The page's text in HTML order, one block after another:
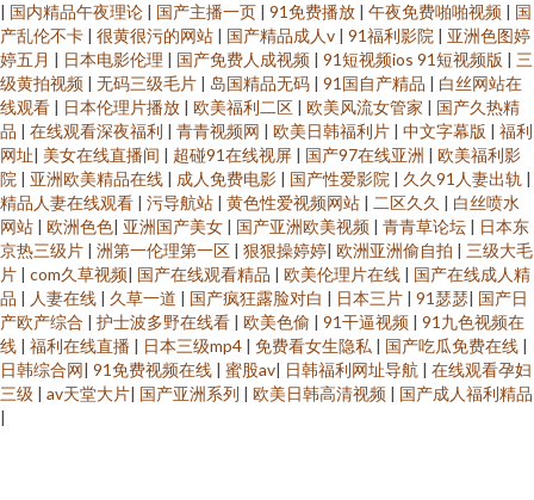
| 国内精品午夜理论 | 国产主播一页 | 91免费播放 | 午夜免费啪啪视频 | 国
产乱伦不卡 | 很黄很污的网站 | 国产精品成人v | 91福利影院 | 亚洲色图婷
婷五月 | 日本电影伦理 | 国产免费人成视频 | 91短视频ios 91短视频版 | 三
级黄拍视频 | 无码三级毛片 | 岛国精品无码 | 91国自产精品 | 白丝网站在
线观看 | 日本伦理片播放 | 欧美福利二区 | 欧美风流女管家 | 国产久热精
品 | 在线观看深夜福利 | 青青视频网 | 欧美日韩福利片 | 中文字幕版 | 福利
网址| 美女在线直播间 | 超碰91在线视屏 | 国产97在线亚洲 | 欧美福利影
院 | 亚洲欧美精品在线 | 成人免费电影 | 国产性爱影院 | 久久91人妻出轨 |
精品人妻在线观看 | 污导航站 | 黄色性爱视频网站 | 二区久久 | 白丝喷水
网站 | 欧洲色色| 亚洲国产美女 | 国产亚洲欧美视频 | 青青草论坛 | 日本东
京热三级片 | 洲第一伦理第一区 | 狠狠操婷婷| 欧洲亚洲偷自拍 | 三级大毛
片 | com久草视频| 国产在线观看精品 | 欧美伦理片在线 | 国产在线成人精
品 | 人妻在线 | 久草一道 | 国产疯狂露脸对白 | 日本三片 | 91瑟瑟| 国产日
产欧产综合 | 护士波多野在线看 | 欧美色偷 | 91干逼视频 | 91九色视频在
线 | 福利在线直播 | 日本三级mp4 | 免费看女生隐私 | 国产吃瓜免费在线 |
日韩综合网| 91免费视频在线 | 蜜股av| 日韩福利网址导航 | 在线观看孕妇
三级 | av天堂大片| 国产亚洲系列 | 欧美日韩高清视频 | 国产成人福利精品
|